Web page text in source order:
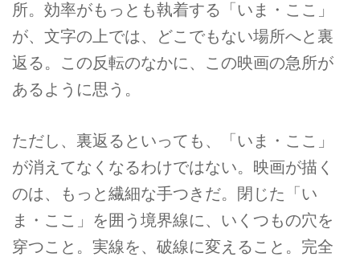
所。効率がもっとも執着する「いま・ここ」
が、文字の上では、どこでもない場所へと裏
返る。この反転のなかに、この映画の急所が
あるように思う。
ただし、裏返るといっても、「いま・ここ」
が消えてなくなるわけではない。映画が描く
のは、もっと繊細な手つきだ。閉じた「い
ま・ここ」を囲う境界線に、いくつもの穴を
穿つこと。実線を、破線に変えること。完全